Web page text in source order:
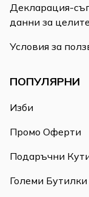
Декларация-
данни за
Условия за
ПОПУЛЯРНИ
Изби
Промо Оферти
Подаръчни
Големи Бутилки